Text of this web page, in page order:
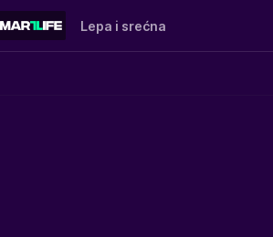
Lepa i srećna